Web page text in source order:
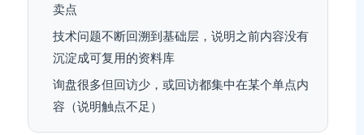
卖点
技术问题不断回溯到基础层，说明之前内容没有
沉淀成可复用的资料库
询盘很多但回访少，或回访都集中在某个单点内
容（说明触点不足）